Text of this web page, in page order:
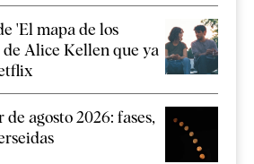
'El mapa de los
de Alice Kellen que ya
agosto 2026: fases,